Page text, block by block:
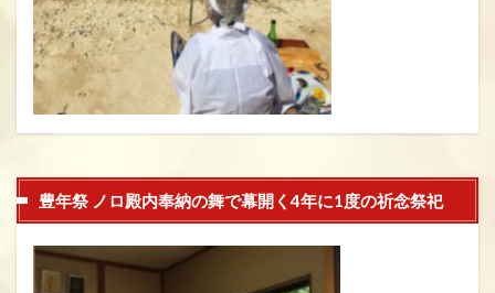
豊年祭 ノロ殿内奉納の舞で幕開く4年に1度の祈念祭祀